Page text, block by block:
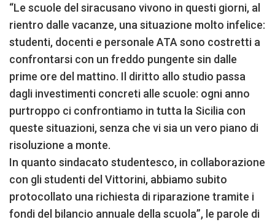
“Le scuole del siracusano vivono in questi giorni, al
rientro dalle vacanze, una situazione molto infelice:
studenti, docenti e personale ATA sono costretti a
confrontarsi con un freddo pungente sin dalle
prime ore del mattino. Il diritto allo studio passa
dagli investimenti concreti alle scuole: ogni anno
purtroppo ci confrontiamo in tutta la Sicilia con
queste situazioni, senza che vi sia un vero piano di
risoluzione a monte.
In quanto sindacato studentesco, in collaborazione
con gli studenti del Vittorini, abbiamo subito
protocollato una richiesta di riparazione tramite i
fondi del bilancio annuale della scuola”, le parole di